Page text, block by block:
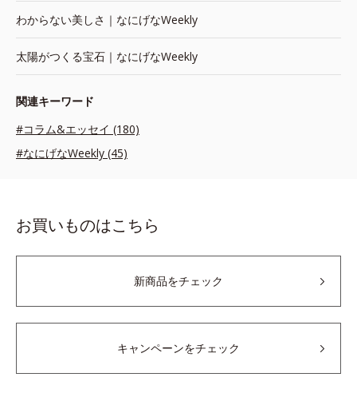
わからない美しさ｜なにげなWeekly
太陽がつくる宝石｜なにげなWeekly
関連キーワード
#コラム&エッセイ (180)
#なにげなWeekly (45)
お買いものはこちら
新商品をチェック
キャンペーンをチェック